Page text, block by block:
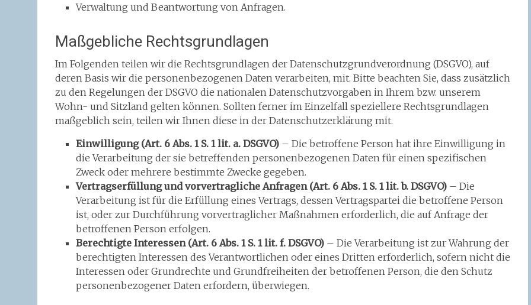
Verwaltung und Beantwortung von Anfragen.
Maßgebliche Rechtsgrundlagen
Im Folgenden teilen wir die Rechtsgrundlagen der Datenschutzgrundverordnung (DSGVO), auf
deren Basis wir die personenbezogenen Daten verarbeiten, mit. Bitte beachten Sie, dass zusätzlich
zu den Regelungen der DSGVO die nationalen Datenschutzvorgaben in Ihrem bzw. unserem
Wohn- und Sitzland gelten können. Sollten ferner im Einzelfall speziellere Rechtsgrundlagen
maßgeblich sein, teilen wir Ihnen diese in der Datenschutzerklärung mit.
Einwilligung (Art. 6 Abs. 1 S. 1 lit. a. DSGVO) – Die betroffene Person hat ihre Einwilligung in
die Verarbeitung der sie betreffenden personenbezogenen Daten für einen spezifischen
Zweck oder mehrere bestimmte Zwecke gegeben.
Vertragserfüllung und vorvertragliche Anfragen (Art. 6 Abs. 1 S. 1 lit. b. DSGVO) – Die
Verarbeitung ist für die Erfüllung eines Vertrags, dessen Vertragspartei die betroffene Person
ist, oder zur Durchführung vorvertraglicher Maßnahmen erforderlich, die auf Anfrage der
betroffenen Person erfolgen.
Berechtigte Interessen (Art. 6 Abs. 1 S. 1 lit. f. DSGVO) – Die Verarbeitung ist zur Wahrung der
berechtigten Interessen des Verantwortlichen oder eines Dritten erforderlich, sofern nicht die
Interessen oder Grundrechte und Grundfreiheiten der betroffenen Person, die den Schutz
personenbezogener Daten erfordern, überwiegen.